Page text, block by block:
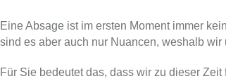
Eine Absage ist im ersten Moment immer
sind es aber auch nur Nuancen, weshalb
Für Sie bedeutet das, dass wir zu dieser